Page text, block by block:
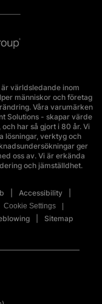
världsledande inom
människor och företag
Våra varumärken
Solutions - skapar värde
har så gjort i 80 år. Vi
lösningar, verktyg och
ger
oss av. Vi är erkända
och jämställdhet.
Accessibility
Cookie Settings
Sitemap